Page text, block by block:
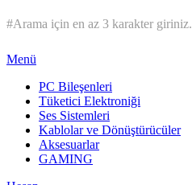
#Arama için en az 3 karakter giriniz.
Menü
PC Bileşenleri
Tüketici Elektroniği
Ses Sistemleri
Kablolar ve Dönüştürücüler
Aksesuarlar
GAMING